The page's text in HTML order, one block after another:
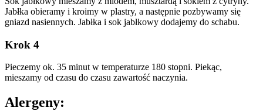
Jabłka obieramy i kroimy w plastry, a następnie pozbywamy się
gniazd nasiennych. Jabłka i sok jabłkowy dodajemy do schabu.
Krok 4
Pieczemy ok. 35 minut w temperaturze 180 stopni. Piekąc,
mieszamy od czasu do czasu zawartość naczynia.
Alergeny: